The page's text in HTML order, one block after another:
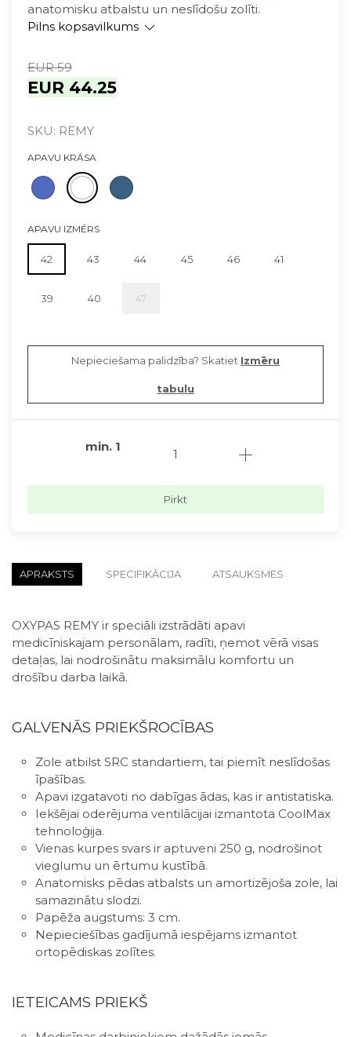
anatomisku atbalstu un neslīdošu zolīti.
Pilns kopsavilkums
EUR 59
EUR 44.25
SKU: REMY
APAVU KRĀSA
APAVU IZMĒRS
42 43 44 45 46 41
39 40 47
Nepieciešama palidzība? Skatiet Izmēru
tabulu
min. 1
Pirkt
APRAKSTS SPECIFIKĀCIJA ATSAUKSMES
OXYPAS REMY ir speciāli izstrādāti apavi
medicīniskajam personālam, radīti, ņemot vērā visas
detaļas, lai nodrošinātu maksimālu komfortu un
drošību darba laikā.
GALVENĀS PRIEKŠROCĪBAS
Zole atbilst SRC standartiem, tai piemīt neslīdošas
īpašības.
Apavi izgatavoti no dabīgas ādas, kas ir antistatiska.
Iekšējai oderējuma ventilācijai izmantota CoolMax
tehnoloģija.
Vienas kurpes svars ir aptuveni 250 g, nodrošinot
vieglumu un ērtumu kustībā.
Anatomisks pēdas atbalsts un amortizējoša zole, lai
samazinātu slodzi.
Papēža augstums: 3 cm.
Nepieciešības gadījumā iespējams izmantot
ortopēdiskas zolītes.
IETEICAMS PRIEKŠ